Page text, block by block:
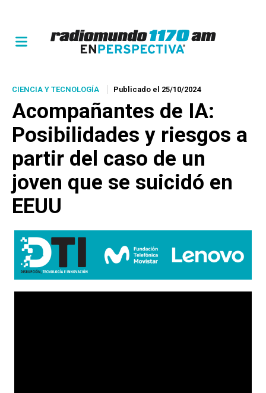
CIENCIA Y TECNOLOGÍA Publicado el 25/10/2024
Acompañantes de IA:
Posibilidades y riesgos a
partir del caso de un
joven que se suicidó en
EEUU